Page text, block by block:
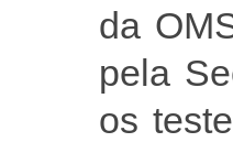
da
pela
os